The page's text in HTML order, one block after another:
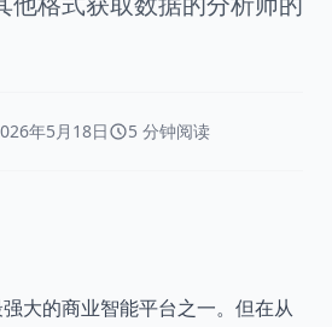
年5月18日 5 分钟阅读
大的商业智能平台之一。但在从